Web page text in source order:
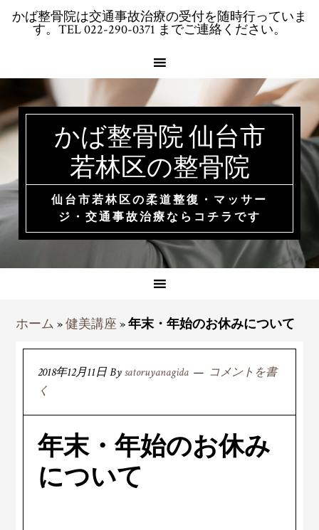
かば整骨院は交通事故治療の受付を随時行っていま
す。TEL 022-290-0371 までご連絡ください。
かば整骨院 仙台市
若林区の整骨院
仙台市若林区の柔道整復・マッサー
ジ・交通事故治療ならコチラです
ホーム »健美講座»年末・年始のお休みについて
2018年12月11日Bysatoruyanagida
コメントを書
く
年末・年始のお休み
について